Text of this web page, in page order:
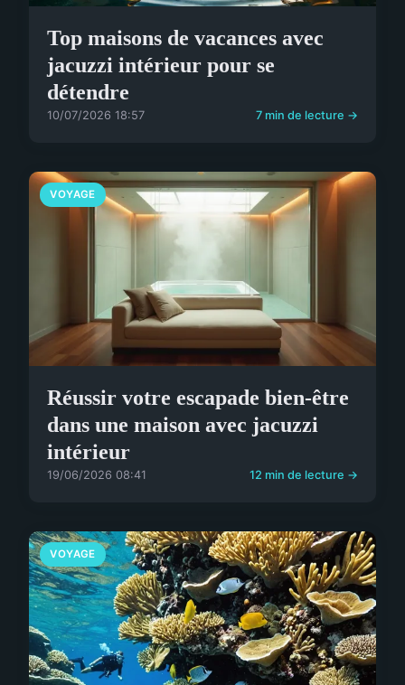
Top maisons de vacances avec
jacuzzi intérieur pour se
détendre
10/07/2026 18:57 7 min de lecture →
VOYAGE
Réussir votre escapade bien-être
dans une maison avec jacuzzi
intérieur
19/06/2026 08:41 12 min de lecture →
VOYAGE